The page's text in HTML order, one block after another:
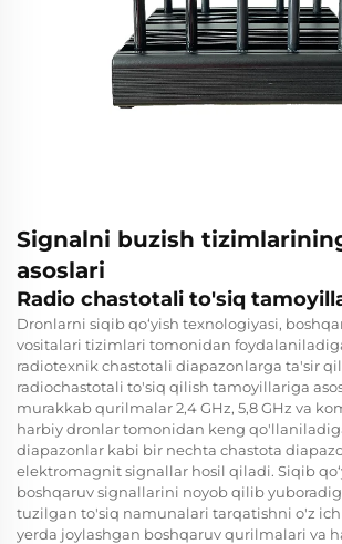
Signalni buzish
asoslari
Radio chastotali to'siq
Dronlarni siqib qo‘yish texnologiyasi,
vositalari tizimlari tomonidan
radiotexnik chastotali diapazonlarga ta'sir
radiochastotali to'siq qilish tamoyillariga
murakkab qurilmalar 2,4 GHz, 5,8 GHz va
harbiy dronlar tomonidan keng
diapazonlar kabi bir nechta chastota
elektromagnit signallar hosil qiladi. Siqib
boshqaruv signallarini noyob qilib
tuzilgan to'siq namunalari tarqatishni o'z
yerda joylashgan boshqaruv qurilmalari va